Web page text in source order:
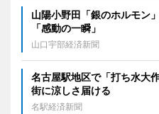
山陽小野田「銀のホルモ
「感動の一瞬」
山口宇部経済新聞
名古屋駅地区で「打ち水大
街に涼しさ届ける
名駅経済新聞